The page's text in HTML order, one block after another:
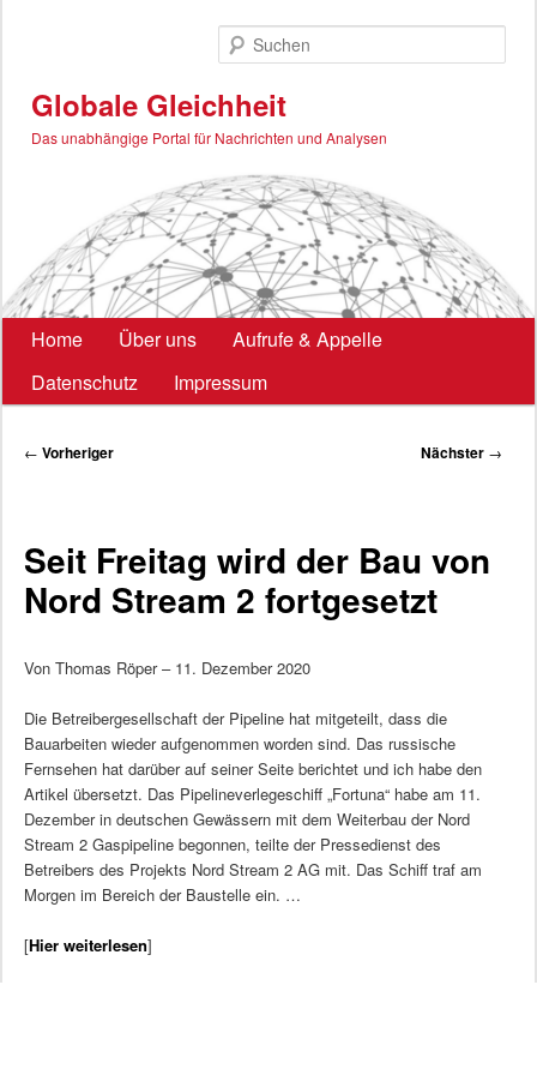
Globale Gleichheit
Das unabhängige Portal für Nachrichten und Analysen
Hauptmenü
Home Über uns
Aufrufe & Appelle
Datenschutz
Impressum
Beitragsnavigation
← Vorheriger Nächster →
Seit Freitag wird der Bau von
Nord Stream 2 fortgesetzt
Von Thomas Röper – 11. Dezember 2020
Die Betreibergesellschaft der Pipeline hat mitgeteilt, dass die
Bauarbeiten wieder aufgenommen worden sind. Das russische
Fernsehen hat darüber auf seiner Seite berichtet und ich habe den
Artikel übersetzt. Das Pipelineverlegeschiff „Fortuna“ habe am 11.
Dezember in deutschen Gewässern mit dem Weiterbau der Nord
Stream 2 Gaspipeline begonnen, teilte der Pressedienst des
Betreibers des Projekts Nord Stream 2 AG mit. Das Schiff traf am
Morgen im Bereich der Baustelle ein. …
[Hier weiterlesen]